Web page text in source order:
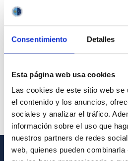
Consentimiento Detalles
Esta página web usa cookies
Las cookies de este sitio web se
el contenido y los anuncios,
sociales y analizar el tráfico.
información sobre el uso que
nuestros partners de redes
web, quienes pueden